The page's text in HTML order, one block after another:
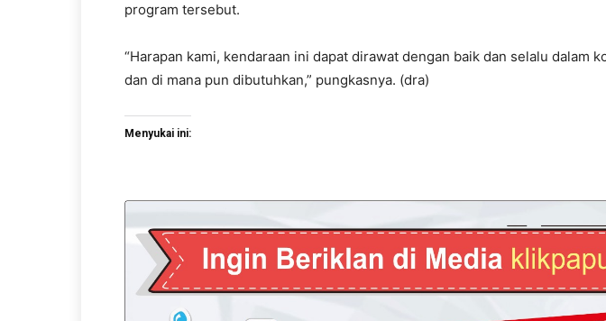
program tersebut.
“Harapan kami, kendaraan ini dapat dirawat dengan baik dan selalu dalam
dan di mana pun dibutuhkan,” pungkasnya. (dra)
Menyukai ini: